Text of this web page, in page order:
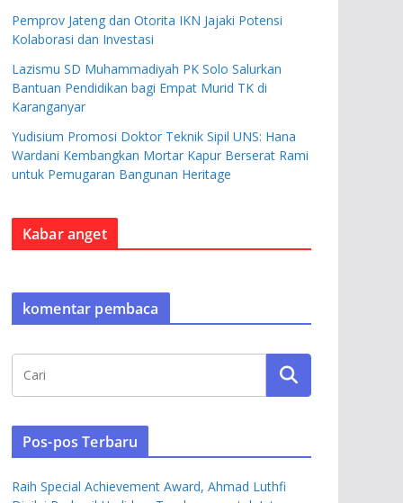
Pemprov Jateng dan Otorita IKN Jajaki Potensi
Kolaborasi dan Investasi
Lazismu SD Muhammadiyah PK Solo Salurkan
Bantuan Pendidikan bagi Empat Murid TK di
Karanganyar
Yudisium Promosi Doktor Teknik Sipil UNS: Hana
Wardani Kembangkan Mortar Kapur Berserat Rami
untuk Pemugaran Bangunan Heritage
Kabar anget
komentar pembaca
Pos-pos Terbaru
Raih Special Achievement Award, Ahmad Luthfi